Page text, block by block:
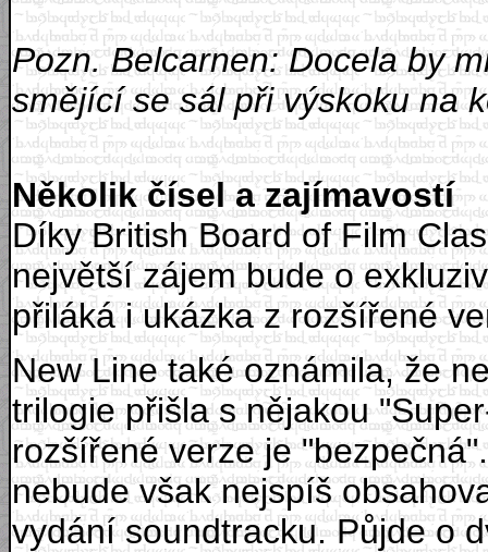
Pozn. Belcarnen: Docela by
smějící se sál při výskoku na
Několik čísel a zajímavostí
Díky British Board of Film
největší zájem bude o
přiláká i ukázka z rozšířené
New Line také oznámila, že
trilogie přišla s nějakou
rozšířené verze je
nebude však nejspíš
vydání soundtracku. Půjde o